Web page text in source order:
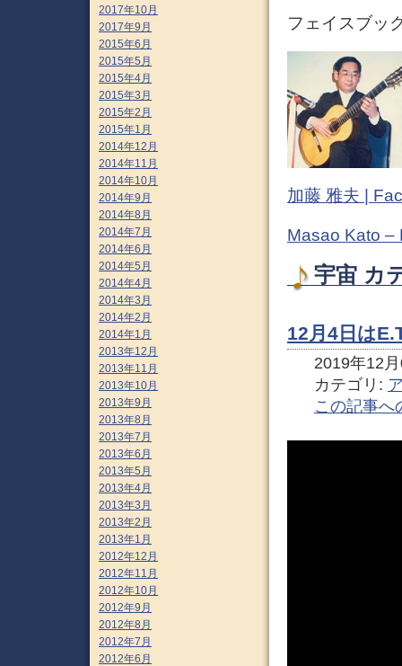
フェイスブッ
加藤 雅夫 |
Masao Kato –
宇宙 カ
12月4日は
2019年12
カテゴリ:
この記事へ
2017年10月
2017年9月
2015年6月
2015年5月
2015年4月
2015年3月
2015年2月
2015年1月
2014年12月
2014年11月
2014年10月
2014年9月
2014年8月
2014年7月
2014年6月
2014年5月
2014年4月
2014年3月
2014年2月
2014年1月
2013年12月
2013年11月
2013年10月
2013年9月
2013年8月
2013年7月
2013年6月
2013年5月
2013年4月
2013年3月
2013年2月
2013年1月
2012年12月
2012年11月
2012年10月
2012年9月
2012年8月
2012年7月
2012年6月